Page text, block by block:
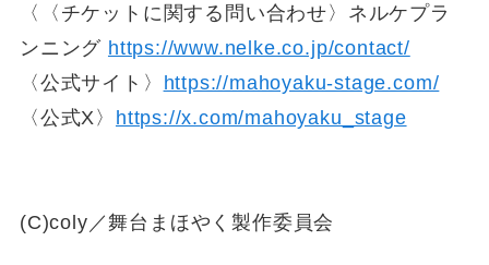
〈〈チケットに関する問い合わせ〉ネルケプラ
ンニング https://www.nelke.co.jp/contact/
〈公式サイト〉 https://mahoyaku-stage.com/
〈公式X〉 https://x.com/mahoyaku_stage
(C)coly／舞台まほやく製作委員会